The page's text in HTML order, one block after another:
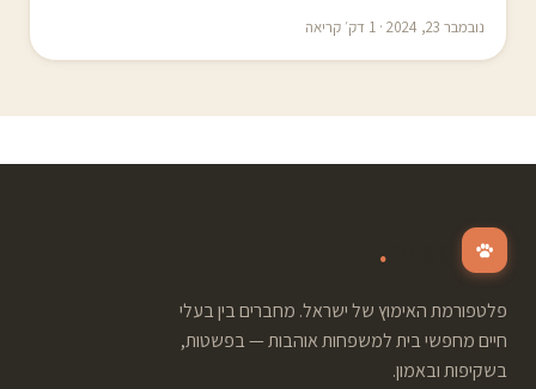
נובמבר 23, 2024 · 1 דק׳ קריאה
.
פלטפורמת האימוץ של ישראל. מחברים בין בעלי
חיים מחפשי בית למשפחות אוהבות — בפשטות,
בשקיפות ובאמון.